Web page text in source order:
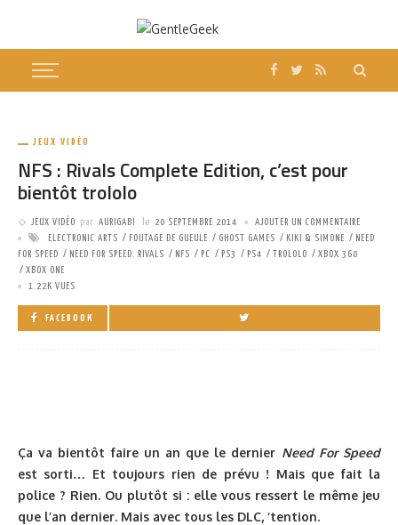
JEUX VIDÉO
NFS : Rivals Complete Edition, c’est pour
bientôt trololo
JEUX VIDÉO par AURIGABI le 20 SEPTEMBRE 2014
AJOUTER UN COMMENTAIRE
ELECTRONIC ARTS
FOUTAGE DE GUEULE GHOST GAMES KIKI & SIMONE
NEED
FOR SPEED
NEED FOR SPEED: RIVALS NFS PC PS3 PS4 TROLOLO
XBOX 360
XBOX ONE
1.22K VUES
FACEBOOK
Ça va bientôt faire un an que le dernier Need For Speed
est sorti… Et toujours rien de prévu ! Mais que fait la
police ? Rien. Ou plutôt si : elle vous ressert le même jeu
que l’an dernier. Mais avec tous les DLC, ‘tention.